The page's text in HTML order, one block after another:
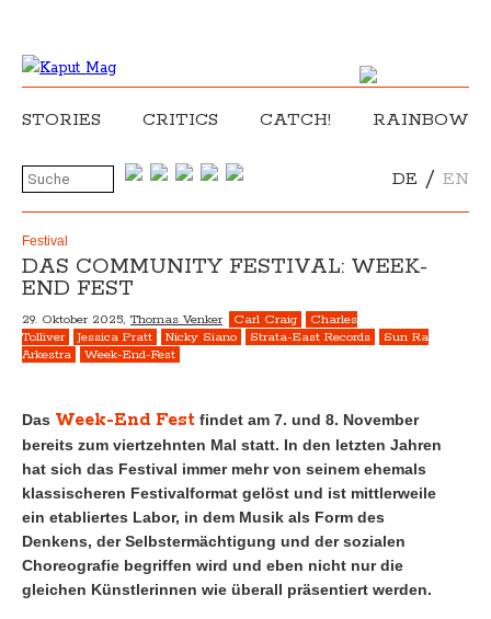
STORIES CRITICS CATCH! RAINBOW
DE / EN
Festival
DAS COMMUNITY FESTIVAL: WEEK-
END FEST
29. Oktober 2025, Thomas Venker Carl Craig
Charles
Tolliver
Jessica Pratt Nicky Siano Strata-East Records
Sun Ra
Arkestra
Week-End-Fest
Das Week-End Fest findet am 7. und 8. November
bereits zum viertzehnten Mal statt. In den letzten Jahren
hat sich das Festival immer mehr von seinem ehemals
klassischeren Festivalformat gelöst und ist mittlerweile
ein etabliertes Labor, in dem Musik als Form des
Denkens, der Selbstermächtigung und der sozialen
Choreografie begriffen wird und eben nicht nur die
gleichen Künstlerinnen wie überall präsentiert werden.